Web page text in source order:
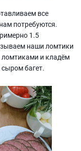
все
потребуются.
1.5
наши ломтики
ломтиками и кладём
багет.